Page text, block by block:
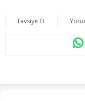
Ürün Boyu: 75 cm
Tavsiye Et